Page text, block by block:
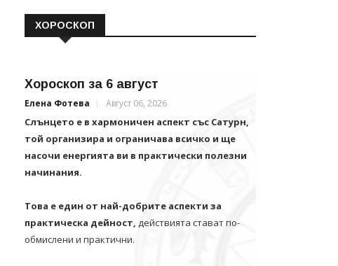
ХОРОСКОП
Хороскоп за 6 август
Елена Фотева Август 06, 2026
Слънцето е в хармоничен аспект със Сатурн,
той организира и ограничава всичко и щe
насочи енергията ви в практически полезни
начинания.
Това е един от най-добрите аспекти за
практическа дейност, действията стават по-
обмислени и практични.